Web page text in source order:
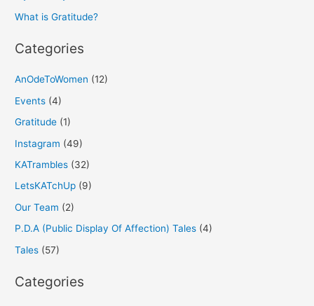
What is Gratitude?
Categories
AnOdeToWomen (12)
Events (4)
Gratitude (1)
Instagram (49)
KATrambles (32)
LetsKATchUp (9)
Our Team (2)
P.D.A (Public Display Of Affection) Tales (4)
Tales (57)
Categories